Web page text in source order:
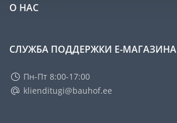
О НАС
СЛУЖБА ПОДДЕРЖКИ Е-МАГАЗИНА
Пн-Пт 8:00-17:00
klienditugi@bauhof.ee